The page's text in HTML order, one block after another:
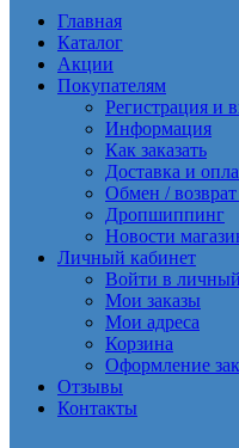
Главная
Каталог
Акции
Покупателям
Регистрация и
Информация
Как заказать
Доставка и
Обмен / возврат
Дропшиппинг
Новости
Личный кабинет
Войти в
Мои заказы
Мои адреса
Корзина
Оформление
Отзывы
Контакты